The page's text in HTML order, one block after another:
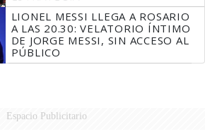
LIONEL MESSI LLEGA A ROSARIO
A LAS 20.30: VELATORIO ÍNTIMO
DE JORGE MESSI, SIN ACCESO AL
PÚBLICO
Espacio Publicitario